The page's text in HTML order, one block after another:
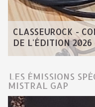
CLASSEUROCK -
DE L'ÉDITION
LES ÉMISSIONS
MISTRAL GAP